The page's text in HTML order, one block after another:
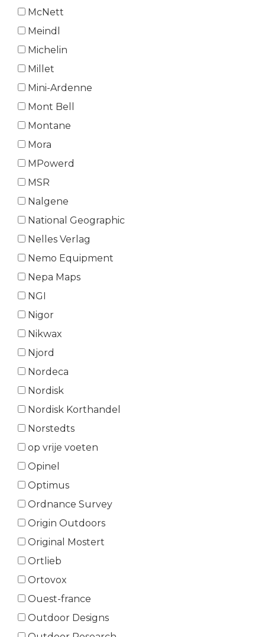
McNett
Meindl
Michelin
Millet
Mini-Ardenne
Mont Bell
Montane
Mora
MPowerd
MSR
Nalgene
National Geographic
Nelles Verlag
Nemo Equipment
Nepa Maps
NGI
Nigor
Nikwax
Njord
Nordeca
Nordisk
Nordisk Korthandel
Norstedts
op vrije voeten
Opinel
Optimus
Ordnance Survey
Origin Outdoors
Original Mostert
Ortlieb
Ortovox
Ouest-france
Outdoor Designs